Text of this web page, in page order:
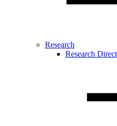
Research
Research